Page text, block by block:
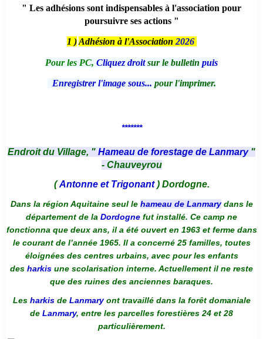
" Les adhésions sont indispensables à l'association pour
poursuivre ses actions "
1 )Adhésion à l'Association 2026
Pour les PC, Cliquez droitsur le bulletin puis
Enregistrer l'image sous... pour l'imprimer.
*******
Endroit du Village, " Hameau de forestage de Lanmary "
- Chauveyrou
(Antonne et Trigonant) Dordogne.
Dans la région Aquitaine seul le hameau de Lanmarydans le
département de la Dordogne fut installé. Ce camp ne
fonctionna que deux ans, il a été ouvert en 1963 et ferme dans
le courant de l’année 1965. Il a concerné 25 familles, toutes
éloignées des centres urbains, avec pour les enfants
des harkis une scolarisation interne. Actuellement il ne reste
que des ruines des anciennes baraques.
Les harkis de Lanmaryont travaillé dans la forêt domaniale
de Lanmary, entre les parcelles forestières 24 et 28
particulièrement.